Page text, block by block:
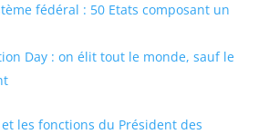
fédéral : 50 Etats composant un
Day : on élit tout le monde, sauf le
les fonctions du Président des